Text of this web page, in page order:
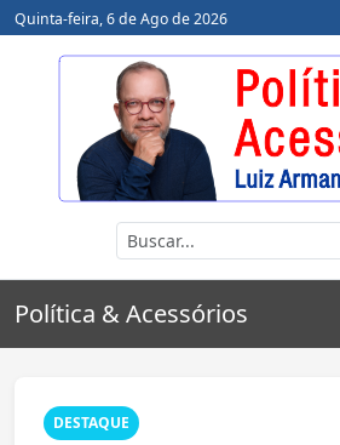
Quinta-feira, 6 de Ago de 2026
Política & Acessórios
DESTAQUE